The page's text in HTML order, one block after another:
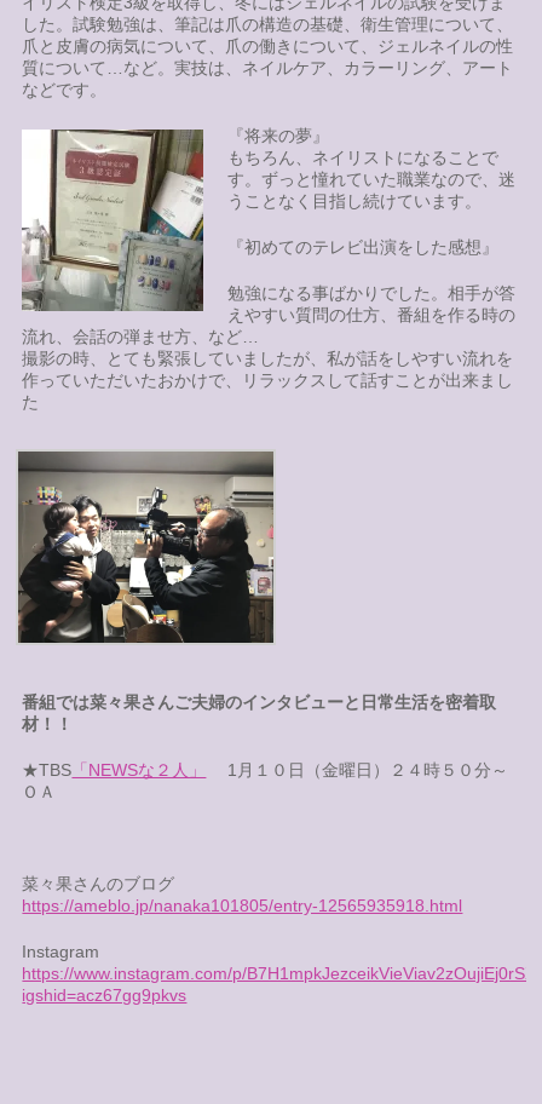
した。試験勉強は、筆記は爪の構造の基礎、衛生管理について、
爪と皮膚の病気について、爪の働きについて、ジェルネイルの性
質について…など。実技は、ネイルケア、カラーリング、アート
などです。
『将来の夢』
もちろん、ネイリストになることで
す。ずっと憧れていた職業なので、迷
うことなく目指し続けています。
『初めてのテレビ出演をした感想』
勉強になる事ばかりでした。相手が答
えやすい質問の仕方、番組を作る時の
流れ、会話の弾ませ方、など…
撮影の時、とても緊張していましたが、私が話をしやすい流れを
作っていただいたおかけで、リラックスして話すことが出来まし
た
番組では菜々果さんご夫婦のインタビューと日常生活を密着取
材！！
★TBS 「NEWSな２人」
1月１０日（金曜日）２４時５０分～
ＯＡ
菜々果さんのブログ
https://ameblo.jp/nanaka101805/entry-12565935918.html
Instagram
https://www.instagram.com/p/
igshid=acz67gg9pkvs